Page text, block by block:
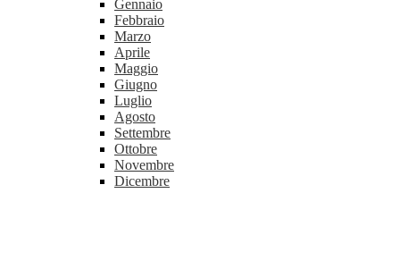
Gennaio
Febbraio
Marzo
Aprile
Maggio
Giugno
Luglio
Agosto
Settembre
Ottobre
Novembre
Dicembre